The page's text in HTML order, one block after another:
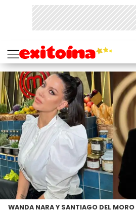
WANDA NARA Y SANTIAGO DEL MORO